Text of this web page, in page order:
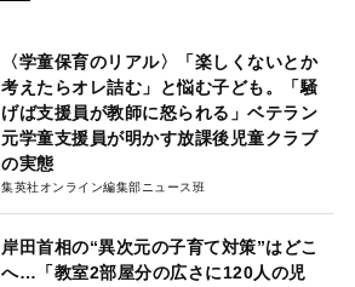
〈学童保育のリアル〉「楽しくないとか
考えたらオレ詰む」と悩む子ども。「騒
げば支援員が教師に怒られる」ベテラン
元学童支援員が明かす放課後児童クラブ
の実態
集英社オンライン編集部ニュース班
岸田首相の“異次元の子育て対策”はどこ
へ…「教室2部屋分の広さに120人の児